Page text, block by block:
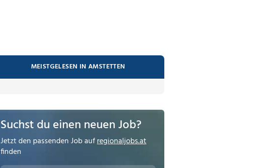
MEISTGELESEN IN AMSTETTEN
Suchst du einen neuen Job?
Jetzt den passenden Job aufregionaljobs.at
finden